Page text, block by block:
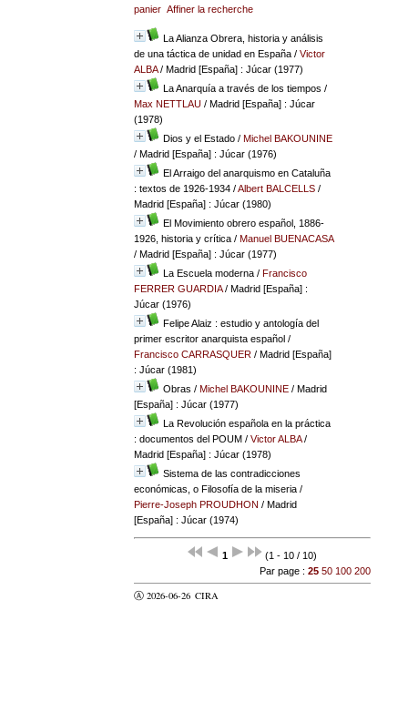
panier Affiner la recherche
La Alianza Obrera, historia y análisis
de una táctica de unidad en España/ Victor
ALBA/ Madrid [España] : Júcar (1977)
La Anarquía a través de los tiempos /
Max NETTLAU/ Madrid [España] : Júcar
(1978)
Dios y el Estado/ Michel BAKOUNINE
/ Madrid [España] : Júcar (1976)
El Arraigo del anarquismo en Cataluña
: textos de 1926-1934/Albert BALCELLS/
Madrid [España] : Júcar (1980)
El Movimiento obrero español, 1886-
1926, historia y crítica/ Manuel BUENACASA
/ Madrid [España] : Júcar (1977)
La Escuela moderna/ Francisco
FERRER GUARDIA/ Madrid [España] :
Júcar (1976)
Felipe Alaiz : estudio y antología del
primer escritor anarquista español/
Francisco CARRASQUER/ Madrid [España]
: Júcar (1981)
Obras / Michel BAKOUNINE/ Madrid
[España] : Júcar (1977)
La Revolución española en la práctica
: documentos del POUM/ Victor ALBA/
Madrid [España] : Júcar (1978)
Sistema de las contradicciones
económicas, o Filosofía de la miseria/
Pierre-Joseph PROUDHON / Madrid
[España] : Júcar (1974)
1
(1 - 10 / 10)
Par page : 25 50 100 200
Ⓐ 2026-06-26 CIRA